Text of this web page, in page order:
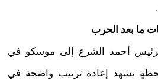
ما بعد الحرب
للرئيس أحمد الشرع إلى موسكو في
تشهد إعادة ترتيب واضحة في